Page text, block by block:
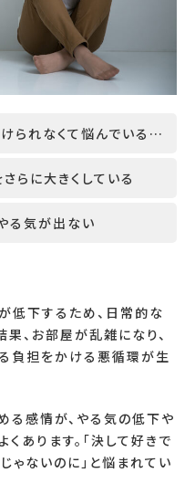
られなくて悩んでいる…
らに大きくしている
る気が出ない
低下するため、日常的な
、お部屋が乱雑になり、
負担をかける悪循環が生
る感情が、やる気の低下や
あります。「決して好きで
ゃないのに」と悩まれてい